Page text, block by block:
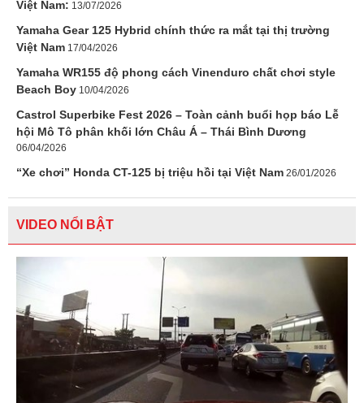
Việt Nam: 13/07/2026
Yamaha Gear 125 Hybrid chính thức ra mắt tại thị trường
Việt Nam 17/04/2026
Yamaha WR155 độ phong cách Vinenduro chất chơi style
Beach Boy 10/04/2026
Castrol Superbike Fest 2026 – Toàn cảnh buổi họp báo Lễ
hội Mô Tô phân khối lớn Châu Á – Thái Bình Dương
06/04/2026
“Xe chơi” Honda CT-125 bị triệu hồi tại Việt Nam 26/01/2026
VIDEO NỔI BẬT